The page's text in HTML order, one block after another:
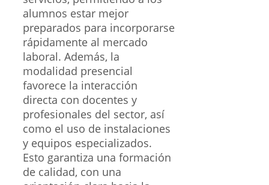
alumnos estar mejor
preparados para incorporarse
rápidamente al mercado
laboral. Además, la
modalidad presencial
favorece la interacción
directa con docentes y
profesionales del sector, así
como el uso de instalaciones
y equipos especializados.
Esto garantiza una formación
de calidad, con una